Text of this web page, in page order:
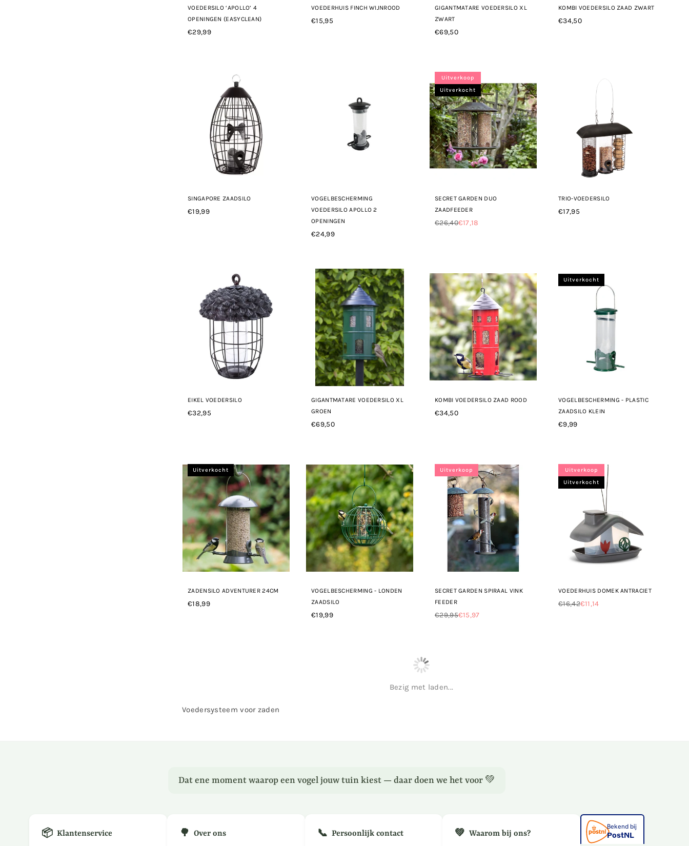
VOEDERSILO ‘APOLLO’ 4
OPENINGEN (EASYCLEAN)
Normale
€29,99
VOEDERHUIS FINCH WIJNROOD
Normale
€15,95
GIGANTMATARE VOEDERSILO XL
ZWART
Normale
€69,50
KOMBI VOEDERSILO ZAAD ZWART
Normale
€34,50
SINGAPORE ZAADSILO
Normale
€19,99
VOGELBESCHERMING
VOEDERSILO APOLLO 2
OPENINGEN
Normale
€24,99
Uitverkoop
Uitverkocht
SECRET GARDEN DUO
ZAADFEEDER
Normale
€26,40€17,18
TRIO-VOEDERSILO
Normale
€17,95
EIKEL VOEDERSILO
Normale
€32,95
GIGANTMATARE VOEDERSILO XL
GROEN
Normale
€69,50
KOMBI VOEDERSILO ZAAD ROOD
Normale
€34,50
Uitverkocht
VOGELBESCHERMING - PLASTIC
ZAADSILO KLEIN
Normale
€9,99
Uitverkocht
ZADENSILO ADVENTURER 24CM
Normale
€18,99
VOGELBESCHERMING - LONDEN
ZAADSILO
Normale
€19,99
Uitverkoop
SECRET GARDEN SPIRAAL VINK
FEEDER
Normale
€29,95€15,97
Uitverkoop
Uitverkocht
VOEDERHUIS DOMEK ANTRACIET
Normale
€16,42€11,14
Bezig met laden...
Voedersysteem voor zaden
Dat ene moment waarop een vogel jouw tuin kiest — daar doen we het voor 💚
📦 Klantenservice 🌳 Over ons 📞 Persoonlijk contact 💚 Waarom bij ons?